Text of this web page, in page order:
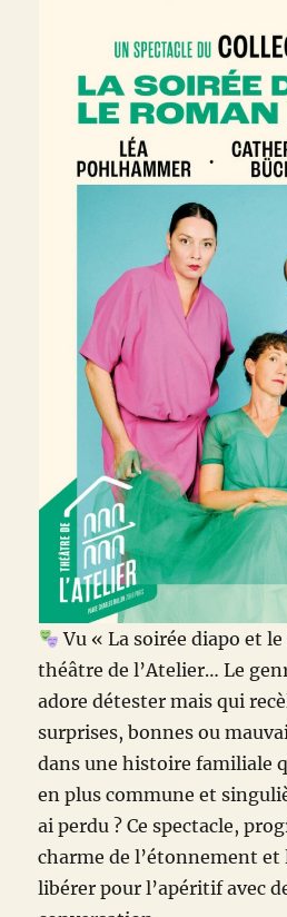
Vu « La soirée diapo et
théâtre de l’Atelier… Le
adore détester mais qui
surprises, bonnes ou
dans une histoire familiale
en plus commune et
ai perdu ? Ce spectacle,
charme de l’étonnement et
libérer pour l’apéritif avec